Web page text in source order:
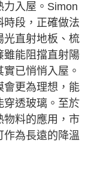
力入屋。Simon
時段，正確做法
光直射地板、梳
雖能阻擋直射陽
已悄悄入屋。
會更為理想，能
穿透玻璃。至於
物料的應用，市
為長遠的降溫